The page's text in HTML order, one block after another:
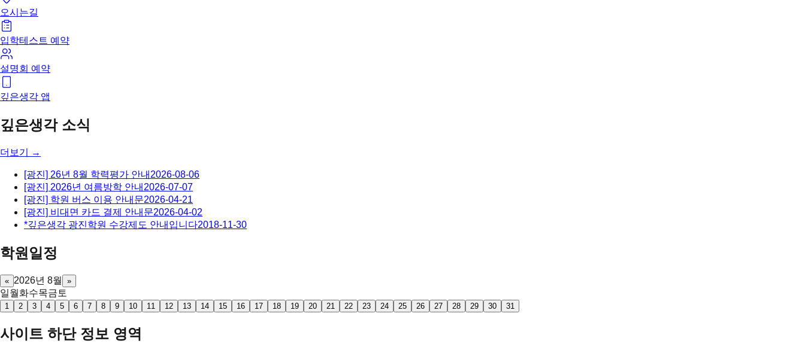
오시는길
입학테스트 예약
설명회 예약
깊은생각 앱
깊은생각 소식
더보기 →
[광진] 26년 8월 학력평가 안내 2026-08-06
[광진] 2026년 여름방학 안내 2026-07-07
[광진] 학원 버스 이용 안내문2026-04-21
[광진] 비대면 카드 결제 안내문2026-04-02
*깊은생각 광진학원 수강제도 안내입니다2018-11-30
학원일정
« 2026년 8월 »
일월화수목금 토
1 2 3 4 5 6 7 8 9 10 11 12 13 14 15 16 17 18 19 20 21 22 23 24 25 26 27 28 29 30 31
사이트 하단 정보 영역